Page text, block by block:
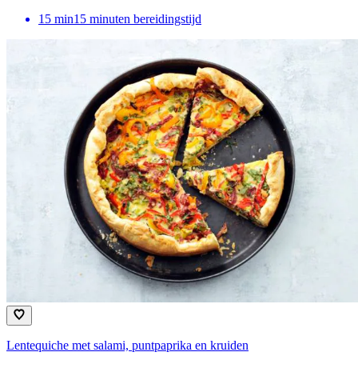
15 min15 minuten bereidingstijd
Lentequiche met salami, puntpaprika en kruiden